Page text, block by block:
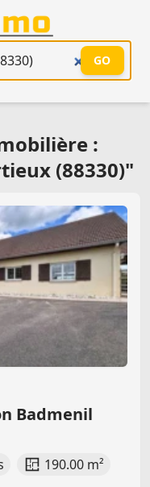
GO
:
(88330)"
Badmenil
190.00 m²